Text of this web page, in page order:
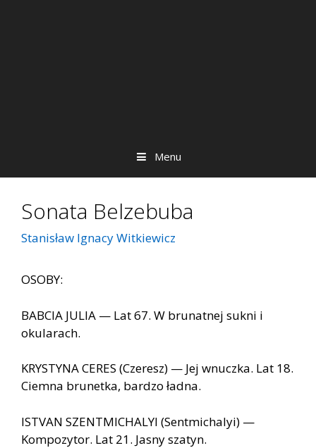
Menu
Sonata Belzebuba
Stanisław Ignacy Witkiewicz
OSOBY:
BABCIA JULIA — Lat 67. W brunatnej sukni i
okularach.
KRYSTYNA CERES (Czeresz) — Jej wnuczka. Lat 18.
Ciemna brunetka, bardzo ładna.
ISTVAN SZENTMICHALYI (Sentmichalyi) —
Kompozytor. Lat 21. Jasny szatyn.